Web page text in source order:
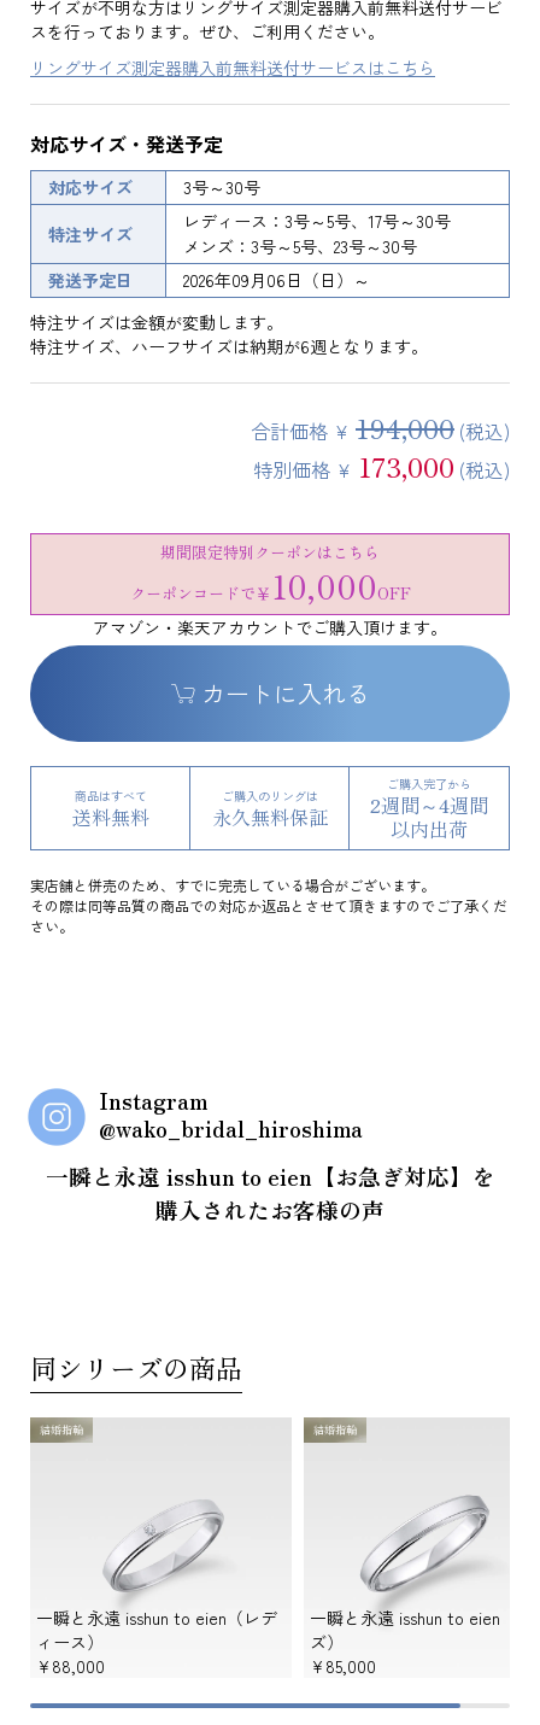
サイズが不明な方はリングサイズ測定器購入前無料送付サービ
スを行っております。ぜひ、ご利用ください。
リングサイズ測定器購入前無料送付サービスはこちら
対応サイズ・発送予定
対応サイズ
3号～30号
特注サイズ
レディース：3号～5号、17号～30号
メンズ：3号～5号、23号～30号
発送予定日
2026年09月06日（日）～
特注サイズは金額が変動します。
特注サイズ、ハーフサイズは納期が6週となります。
合計価格 ¥ 194,000 (税込)
特別価格 ¥ 173,000 (税込)
期間限定特別クーポンはこちら
クーポンコードで￥ 10,000OFF
アマゾン・楽天アカウントでご購入頂けます。
カートに入れる
商品はすべて
送料無料
ご購入のリングは
永久無料保証
ご購入完了から
2週間～4週間
以内出荷
実店舗と併売のため、すでに完売している場合がございます。
その際は同等品質の商品での対応か返品とさせて頂きますのでご了承くだ
さい。
Instagram
@wako_bridal_hiroshima
一瞬と永遠 isshun to eien【お急ぎ対応】を
購入されたお客様の声
同シリーズの商品
結婚指輪
一瞬と永遠 isshun to eien（レデ
ィース）
¥88,000
結婚指輪
一瞬と永遠 isshun to eien（メ
ズ）
¥85,000